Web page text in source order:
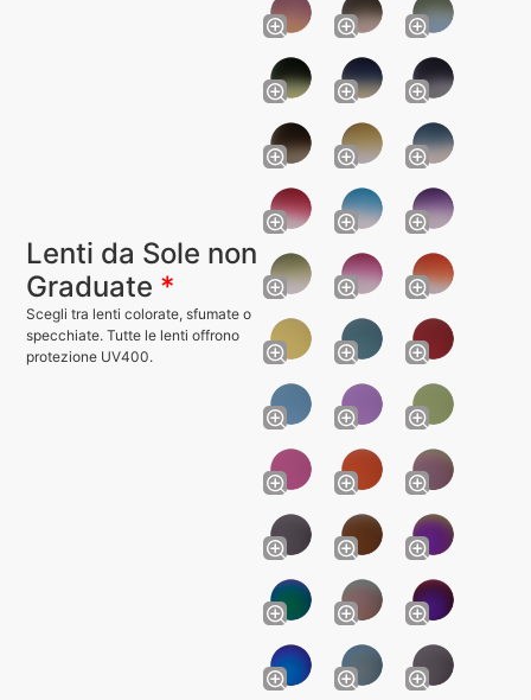
Lenti da Sole non
Graduate *
Scegli tra lenti colorate, sfumate o
specchiate. Tutte le lenti offrono
protezione UV400.